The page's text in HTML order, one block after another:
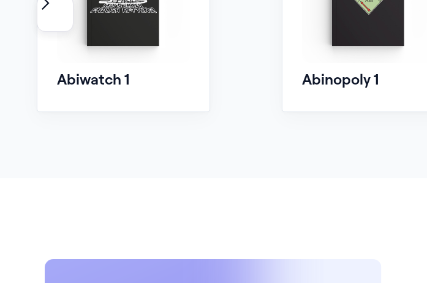
Abiwatch 1 Abinopoly 1